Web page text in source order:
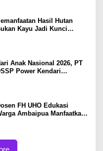
Hasil Hutan
Kayu Jadi Kunci
Anak Nasional 2026, PT
Power Kendari
FH UHO Edukasi
Ambaipua Manfaatkan